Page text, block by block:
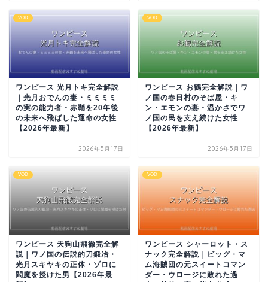
VOD
ワンピース 光月トキ完全解説
｜光月おでんの妻・ミミミミ
の実の能力者・赤鞘を20年後
の未来へ飛ばした運命の女性
【2026年最新】
2026年5月17日
VOD
ワンピース お鶴完全解説｜ワ
ノ国の春日村のそば屋・キ
ン・エモンの妻・温かさでワ
ノ国の民を支え続けた女性
【2026年最新】
2026年5月17日
VOD
ワンピース 天狗山飛徹完全解
説｜ワノ国の伝説的刀鍛冶・
光月スキヤキの正体・ゾロに
閻魔を授けた男【2026年最
VOD
ワンピース シャーロット・ス
ナック完全解説｜ビッグ・マ
ム海賊団の元スイートコマン
ダー・ウロージに敗れた過